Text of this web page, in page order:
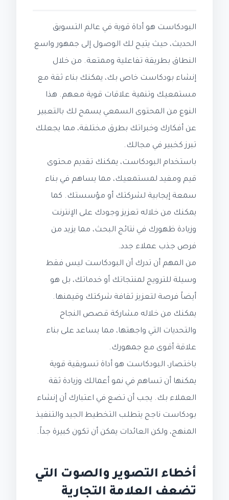
البودكاست هو أداة قوية في عالم التسويق
الحديث، حيث يتيح لك الوصول إلى جمهور واسع
النطاق بطريقة تفاعلية وممتعة. من خلال
إنشاء بودكاست خاص بك، يمكنك بناء ثقة مع
مستمعيك وتنمية علاقات قوية معهم. هذا
النوع من المحتوى السمعي يسمح لك بالتعبير
عن أفكارك وخبراتك بطرق مختلفة، مما يجعلك
تبرز كخبير في مجالك.
باستخدام البودكاست، يمكنك تقديم محتوى
قيم ومفيد لمستمعيك، مما يساهم في بناء
سمعة إيجابية لشركتك أو مؤسستك. كما
يمكنك من خلاله تعزيز وجودك على الإنترنت
وزيادة ظهورك في نتائج البحث، مما يزيد من
فرص جذب عملاء جدد.
من المهم أن تدرك أن البودكاست ليس فقط
وسيلة للترويج لمنتجاتك أو خدماتك، بل هو
أيضاً فرصة لتعزيز ثقافة شركتك وقيمنها.
يمكنك من خلاله مشاركة قصص النجاح
والتحديات التي واجهتها، مما يساعد على بناء
علاقة أقوى مع جمهورك.
باختصار، البودكاست هو أداة تسويقية قوية
يمكنها أن تساهم في نمو أعمالك وزيادة ثقة
العملاء بك. يجب أن تضع في اعتبارك أن إنشاء
بودكاست ناجح يتطلب التخطيط الجيد والتنفيذ
المنهج، ولكن العائدات يمكن أن تكون كبيرة جداً.
أخطاء التصوير والصوت التي
تضعف العلامة التجارية